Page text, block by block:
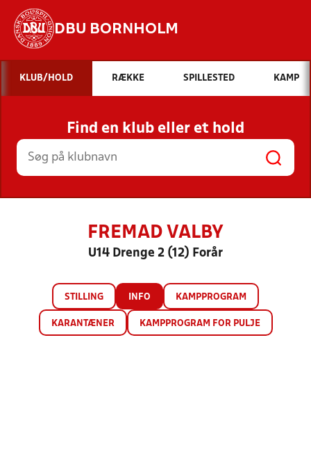
DBU BORNHOLM
Hvad vil du søge efter?
INDHOLD OG NYHEDER
STILLINGER, RESULTATER, KLUBBER OG
HOLD
KLUB/HOLD RÆKKE SPILLESTED KAMP
Find en klub eller et hold
FREMAD VALBY
U14 Drenge 2 (12) Forår
STILLING INFO KAMPPROGRAM
KARANTÆNER KAMPPROGRAM FOR PULJE